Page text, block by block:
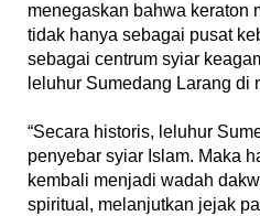
menegaskan bahwa keraton
tidak hanya sebagai pusat
sebagai centrum syiar
leluhur Sumedang Larang di
‎“Secara historis, leluhur
penyebar syiar Islam. Maka
kembali menjadi wadah
spiritual, melanjutkan jejak